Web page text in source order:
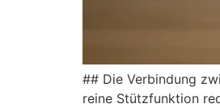
#‬#‬ Die︇ Ver︇bindung
rei︇ne Stü︇tzfunktion